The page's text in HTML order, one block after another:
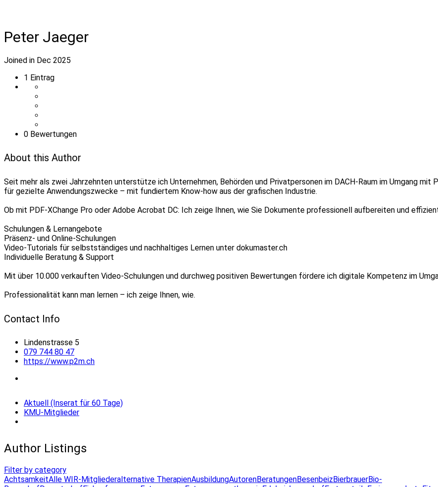
Peter Jaeger
Joined in Dec 2025
1 Eintrag
0 Bewertungen
About this Author
Seit mehr als zwei Jahrzehnten unterstütze ich Unternehmen, Behörden und Privatpersonen im DACH-Raum im Umgang mit
für gezielte Anwendungszwecke – mit fundiertem Know-how aus der grafischen Industrie.
Ob mit PDF-XChange Pro oder Adobe Acrobat DC: Ich zeige Ihnen, wie Sie Dokumente professionell aufbereiten und
Schulungen & Lernangebote
Präsenz- und Online-Schulungen
Video-Tutorials für selbstständiges und nachhaltiges Lernen unter dokumaster.ch
Individuelle Beratung & Support
Mit über 10.000 verkauften Video-Schulungen und durchweg positiven Bewertungen fördere ich digitale Kompetenz im
Professionalität kann man lernen – ich zeige Ihnen, wie.
Contact Info
Lindenstrasse 5
079 744 80 47
https://www.p2m.ch
Aktuell (Inserat für 60 Tage)
KMU-Mitglieder
Author Listings
Filter by category
AchtsamkeitAlle WIR-Mitgliederalternative TherapienAusbildungAutorenBeratungenBesenbeizBierbrauerBio-